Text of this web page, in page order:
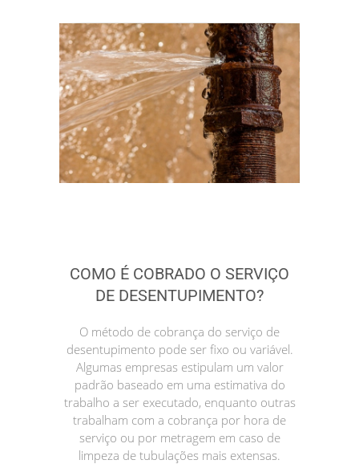
COMO É COBRADO O SERVIÇO
DE DESENTUPIMENTO?
O método de cobrança do serviço de
desentupimento pode ser fixo ou variável.
Algumas empresas estipulam um valor
padrão baseado em uma estimativa do
trabalho a ser executado, enquanto outras
trabalham com a cobrança por hora de
serviço ou por metragem em caso de
limpeza de tubulações mais extensas.